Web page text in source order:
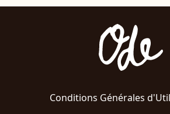
Conditions Générales